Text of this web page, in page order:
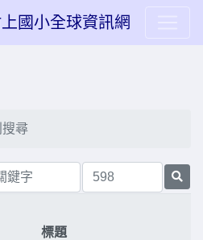
國小全球資訊網
尋
標題